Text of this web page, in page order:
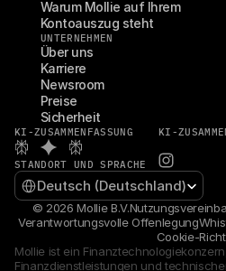
Warum Mollie auf Ihrem
Kontoauszug steht
UNTERNEHMEN
Über uns
Karriere
Newsroom
Preise
Sicherheit
KI-ZUSAMMENFASSUNG KI-
STANDORT UND SPRACHE
Select Language
Deutsch (Deutschland)
© 2026 Mollie B.V.
Verantwortungsvolle Offenlegung
Cookie-
Mollie ist ein
Finanzdienstleistungen und